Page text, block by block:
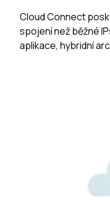
Cloud Connect
spojení než běžné
aplikace, hybridní